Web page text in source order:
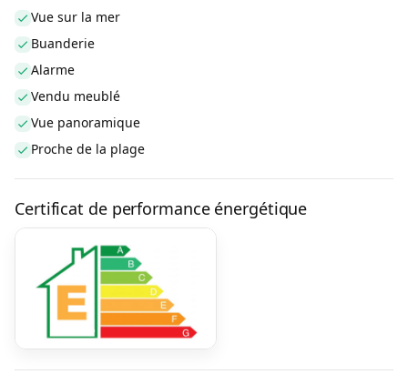
Vue sur la mer
Buanderie
Alarme
Vendu meublé
Vue panoramique
Proche de la plage
Certificat de performance énergétique